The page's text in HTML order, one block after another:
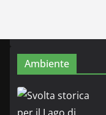
Ambiente